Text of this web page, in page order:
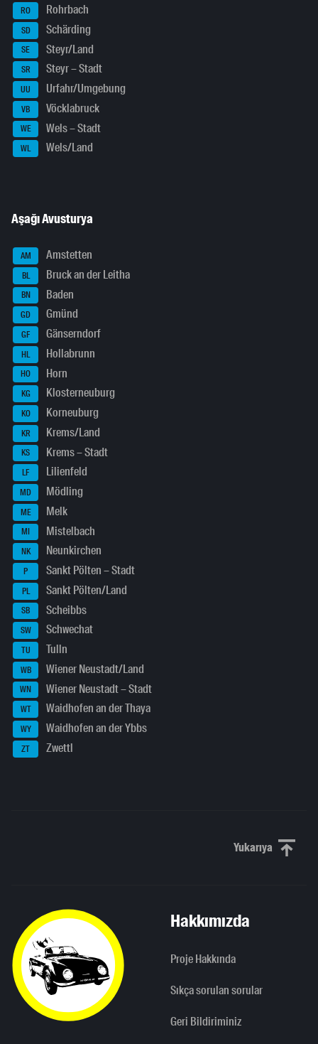
RO Rohrbach
SD Schärding
SE Steyr/Land
SR Steyr – Stadt
UU Urfahr/Umgebung
VB Vöcklabruck
WE Wels – Stadt
WL Wels/Land
Aşağı Avusturya
AM Amstetten
BL Bruck an der Leitha
BN Baden
GD Gmünd
GF Gänserndorf
HL Hollabrunn
HO Horn
KG Klosterneuburg
KO Korneuburg
KR Krems/Land
KS Krems – Stadt
LF Lilienfeld
MD Mödling
ME Melk
MI Mistelbach
NK Neunkirchen
P Sankt Pölten – Stadt
PL Sankt Pölten/Land
SB Scheibbs
SW Schwechat
TU Tulln
WB Wiener Neustadt/Land
WN Wiener Neustadt – Stadt
WT Waidhofen an der Thaya
WY Waidhofen an der Ybbs
ZT Zwettl
YukarıyaYukarı
Hakkımızda
Proje Hakkında
Sıkça sorulan sorular
Geri Bildiriminiz